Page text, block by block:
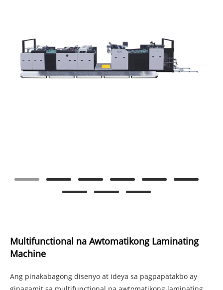
Multifunctional na Awtomatikong Laminating
Machine
Ang pinakabagong disenyo at ideya sa pagpapatakbo ay